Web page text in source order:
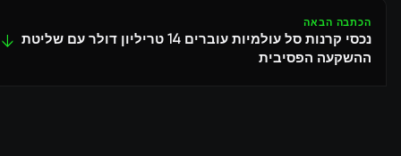
הכתבה הבאה
נכסי קרנות סל עולמיות עוברים 14 טריליון דולר עם שליטת
ההשקעה הפסיבית
↓